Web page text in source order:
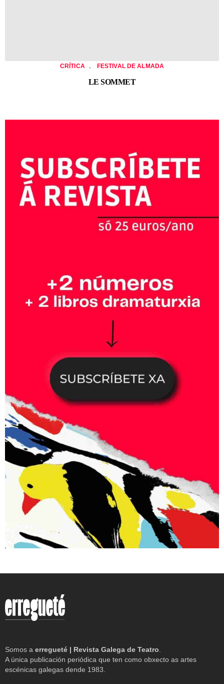
CRÍTICA , FESTIVAL DE ALMADA
LE SOMMET
Somos a erregueté | Revista Galega de Teatro.
A única publicación periódica que ten como obxecto as artes
escénicas galegas dende 1983.